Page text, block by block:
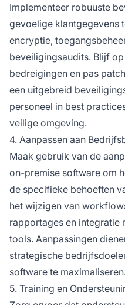
Implementeer robuuste
gevoelige klantgegevens
encryptie,
beveiligingsaudits. Blijf
bedreigingen en pas
een uitgebreid
personeel in best
veilige omgeving.
4. Aanpassen aan
Maak gebruik van de
on-premise software om
de specifieke behoeften
het wijzigen van
rapportages en integratie
tools. Aanpassingen
strategische
software te
5. Training en